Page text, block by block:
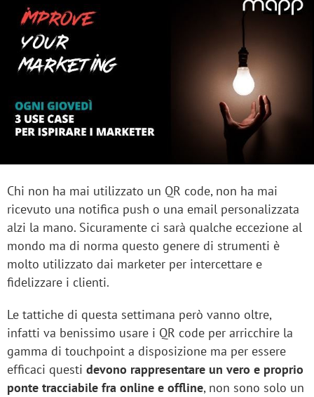
Chi non ha mai utilizzato un QR code, non ha mai
ricevuto una notifica push o una email personalizzata
alzi la mano. Sicuramente ci sarà qualche eccezione al
mondo ma di norma questo genere di strumenti è
molto utilizzato dai marketer per intercettare e
fidelizzare i clienti.
Le tattiche di questa settimana però vanno oltre,
infatti va benissimo usare i QR code per arricchire la
gamma di touchpoint a disposizione ma per essere
efficaci questi devono rappresentare un vero e proprio
ponte tracciabile fra online e offline, non sono solo un